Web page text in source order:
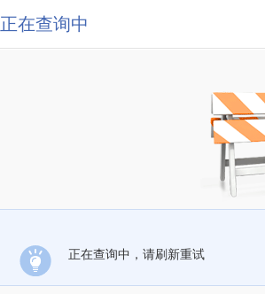
正在查询中
正在查询中，请刷新重试